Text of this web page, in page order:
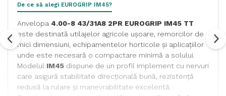
De ce să alegi EUROGRIP IM45?
Anvelopa 4.00-8 43/31A8 2PR EUROGRIP IM45 TT
este destinată utilajelor agricole ușoare, remorcilor de
mici dimensiuni, echipamentelor horticole și aplicațiilor
unde este necesară o compactare minimă a solului.
Modelul IM45 dispune de un profil implement cu nervuri
care asigură stabilitate direcțională bună, rezistență
redusă la rulare și manevrabilitate excelentă.